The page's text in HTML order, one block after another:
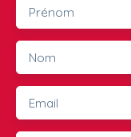
Prénom
Nom
Email